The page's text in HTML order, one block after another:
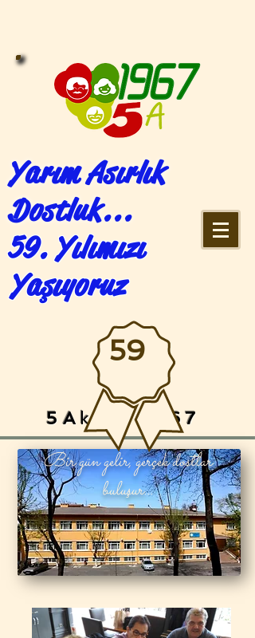
Yarım Asırlık
Dostluk...
59. Yılımızı
Yaşıyoruz
5A ksArAy 67
59
Bir gün gelir, gerçek dostlar
buluşur...